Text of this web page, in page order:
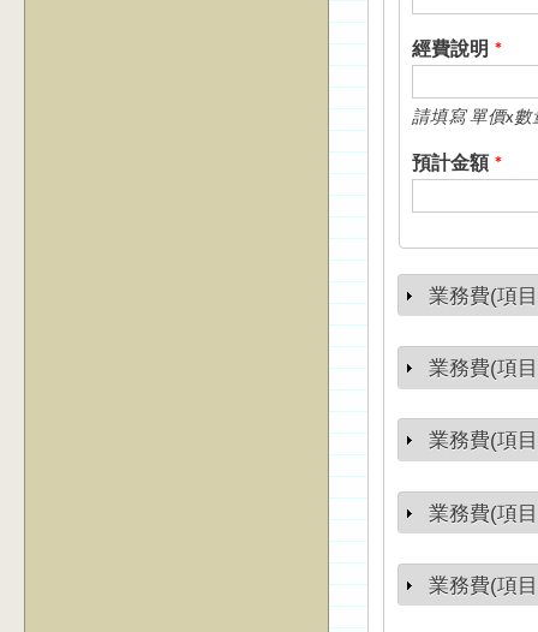
經費說明 *
請填寫 單價x數
預計金額 *
Show
業務費(項
Show
業務費(項
Show
業務費(項
Show
業務費(項
Show
業務費(項